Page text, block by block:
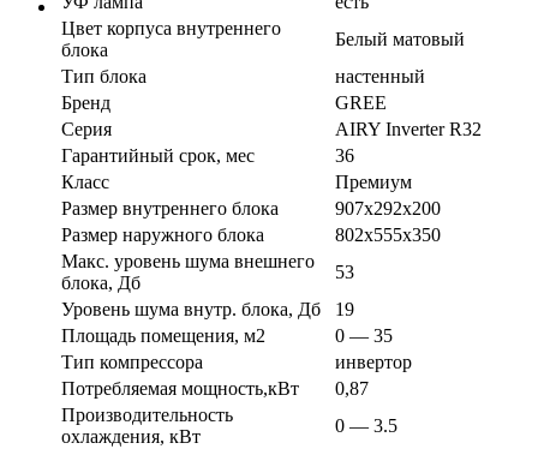
Цвет корпуса внутреннего
блока
Белый матовый
Тип блока
настенный
Бренд
GREE
Серия
AIRY Inverter R32
Гарантийный срок, мес
36
Класс
Премиум
Размер внутреннего блока
907х292х200
Размер наружного блока
802х555х350
Макс. уровень шума внешнего
блока, Дб
53
Уровень шума внутр. блока, Дб
19
Площадь помещения, м2
0 — 35
Тип компрессора
инвертор
Потребляемая мощность,кВт
0,87
Производительность
охлаждения, кВт
0 — 3.5